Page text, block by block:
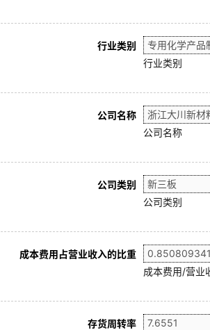
行业类别
行业类别
公司名称
公司名称
公司类别
公司类别
成本费用占营业收入的比重
成本费用/营业
存货周转率